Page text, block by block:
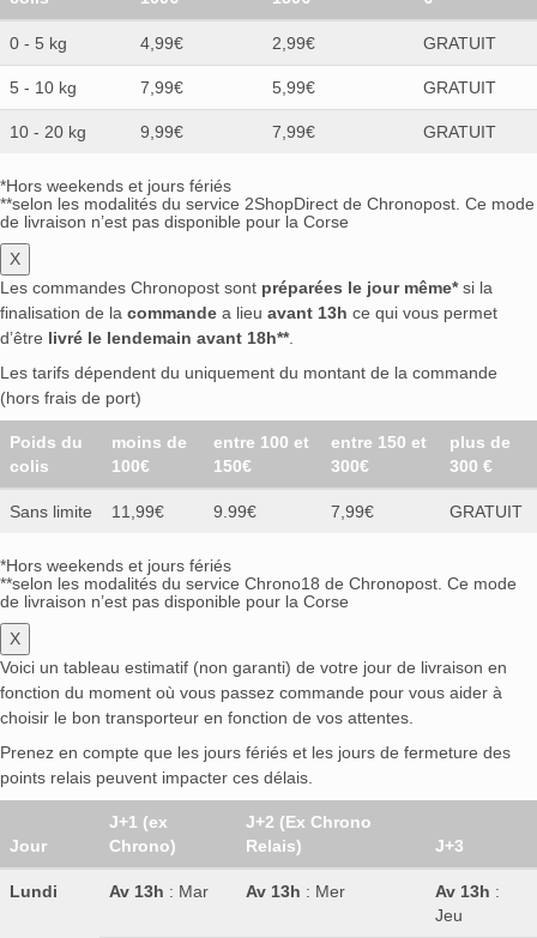
0 - 5 kg 4,99€ 2,99€ GRATUIT
5 - 10 kg 7,99€ 5,99€ GRATUIT
10 - 20 kg 9,99€ 7,99€ GRATUIT
*Hors weekends et jours fériés
**selon les modalités du service 2ShopDirect de Chronopost. Ce mode
de livraison n’est pas disponible pour la Corse
X
Les commandes Chronopost sont préparées le jour même*si la
finalisation de la commande a lieu avant 13h ce qui vous permet
d’être livré le lendemain avant 18h**.
Les tarifs dépendent du uniquement du montant de la commande
(hors frais de port)
Poids du
colis
moins de
100€
entre 100 et
150€
entre 150 et
300€
plus de
300 €
Sans limite 11,99€ 9.99€ 7,99€ GRATUIT
*Hors weekends et jours fériés
**selon les modalités du service Chrono18 de Chronopost. Ce mode
de livraison n’est pas disponible pour la Corse
X
Voici un tableau estimatif (non garanti) de votre jour de livraison en
fonction du moment où vous passez commande pour vous aider à
choisir le bon transporteur en fonction de vos attentes.
Prenez en compte que les jours fériés et les jours de fermeture des
points relais peuvent impacter ces délais.
Jour
J+1 (ex
Chrono)
J+2 (Ex Chrono
Relais)
J+3
Lundi Av 13h : Mar Av 13h : Mer Av 13h :
Jeu